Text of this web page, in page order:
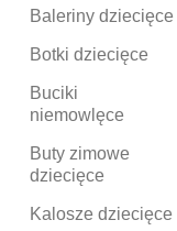
Baleriny dziecięce
Botki dziecięce
Buciki
niemowlęce
Buty zimowe
dziecięce
Kalosze dziecięce